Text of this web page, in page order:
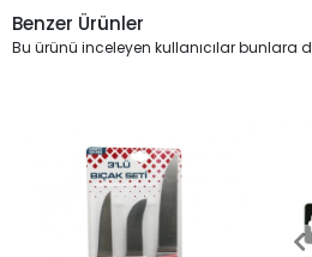
Benzer Ürünler
Bu ürünü inceleyen kullanıcılar bunlara